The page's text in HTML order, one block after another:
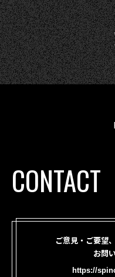
CONTACT
ご意見・ご要望
お問
https://